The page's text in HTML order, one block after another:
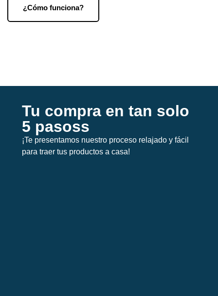
¿Cómo funciona?
Tu compra en tan solo
5 pasoss
¡Te presentamos nuestro proceso relajado y fácil
para traer tus productos a casa!